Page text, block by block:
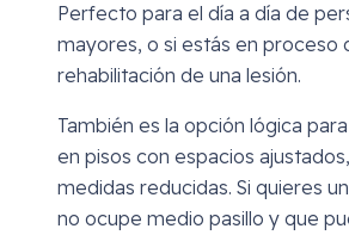
Perfecto para el día a día de
mayores, o si estás en proceso
rehabilitación de una lesión.
También es la opción lógica
en pisos con espacios
medidas reducidas. Si quieres
no ocupe medio pasillo y que